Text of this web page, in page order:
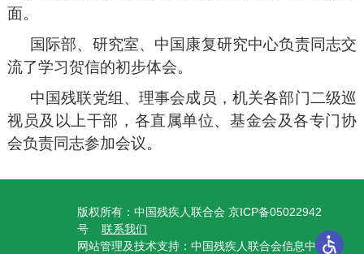
面。
国际部、研究室、中国康复研究中心负责同志交
流了学习贺信的初步体会。
中国残联党组、理事会成员，机关各部门二级巡
视员及以上干部，各直属单位、基金会及各专门协
会负责同志参加会议。
版权所有：中国残疾人联合会 京ICP备05022942
号 联系我们
网站管理及技术支持：中国残疾人联合会信息中心